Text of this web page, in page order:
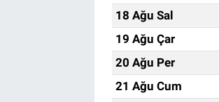
18 Ağu Sal
19 Ağu Çar
20 Ağu Per
21 Ağu Cum